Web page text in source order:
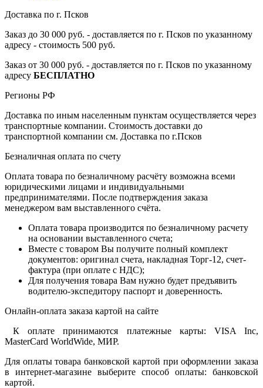
Доставка по г. Псков
Заказ до 30 000 руб. - доставляется по г. Псков по указанному
адресу - стоимость 500 руб.
Заказ от 30 000 руб. - доставляется по г. Псков по указанному
адресу БЕСПЛАТНО
Регионы РФ
Доставка по иным населенным пунктам осуществляется через
транспортные компании. Стоимость доставки до
транспортной компании см. Доставка по г.Псков
Безналичная оплата по счету
Оплата товара по безналичному расчёту возможна всеми
юридическими лицами и индивидуальными
предпринимателями. После подтверждения заказа
менеджером вам выставленного счёта.
Оплата товара производится по безналичному расчету
на основании выставленного счета;
Вместе с товаром Вы получите полный комплект
документов: оригинал счета, накладная Торг-12, счет-
фактура (при оплате с НДС);
Для получения товара Вам нужно будет предъявить
водителю-экспедитору паспорт и доверенность.
Онлайн-оплата заказа картой на сайте
К оплате принимаются платежные карты: VISA Inc,
MasterCard WorldWide, МИР.
Для оплаты товара банковской картой при оформлении заказа
в интернет-магазине выберите способ оплаты: банковской
картой.